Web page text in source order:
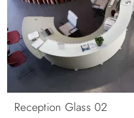
Reception Glass 02